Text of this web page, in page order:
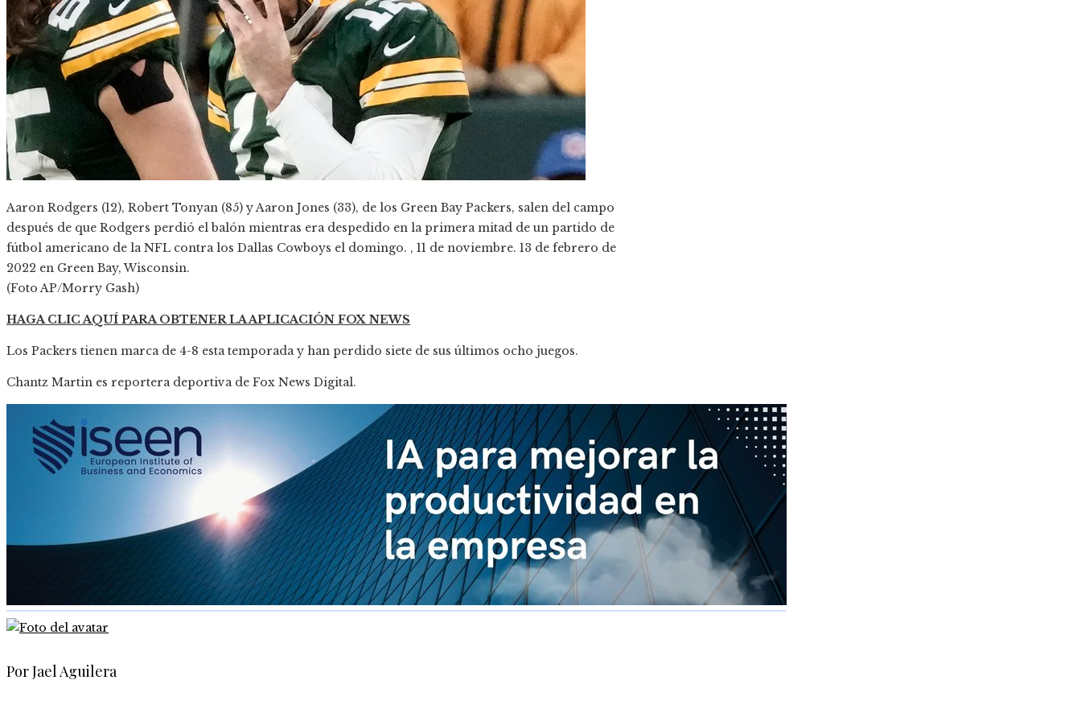
Aaron Rodgers (12), Robert Tonyan (85) y Aaron Jones (33), de los Green Bay Packers, salen del campo
después de que Rodgers perdió el balón mientras era despedido en la primera mitad de un partido de
fútbol americano de la NFL contra los Dallas Cowboys el domingo. , 11 de noviembre. 13 de febrero de
2022 en Green Bay, Wisconsin.
(Foto AP/Morry Gash)
HAGA CLIC AQUÍ PARA OBTENER LA APLICACIÓN FOX NEWS
Los Packers tienen marca de 4-8 esta temporada y han perdido siete de sus últimos ocho juegos.
Chantz Martin es reportera deportiva de Fox News Digital.
Por Jael Aguilera